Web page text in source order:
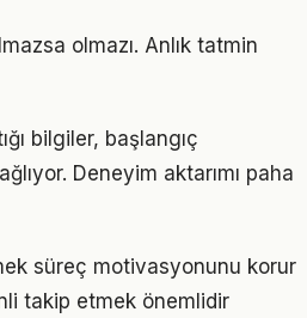
olmazı. Anlık tatmin
bilgiler, başlangıç
Deneyim aktarımı paha
süreç motivasyonunu korur
takip etmek önemlidir